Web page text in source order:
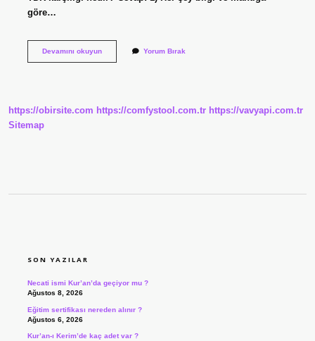
göre…
Devamını okuyunAkıl
Yorum Bırak
https://obirsite.com https://comfystool.com.tr https://vavyapi.com.tr
Sitemap
SON YAZILAR
Necati ismi Kur’an’da geçiyor mu ?
Ağustos 8, 2026
Eğitim sertifikası nereden alınır ?
Ağustos 6, 2026
Kur’an-ı Kerim’de kaç adet var ?